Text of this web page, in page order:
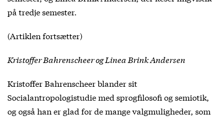
på tredje semester.
(Artiklen fortsætter)
Kristoffer Bahrenscheer og Linea Brink Andersen
Kristoffer Bahrenscheer blander sit
Socialantropologistudie med sprogfilosofi og semiotik,
og også han er glad for de mange valgmuligheder, som